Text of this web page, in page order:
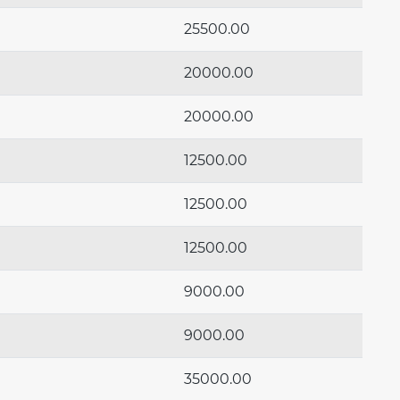
25500.00
20000.00
20000.00
12500.00
12500.00
12500.00
9000.00
9000.00
35000.00